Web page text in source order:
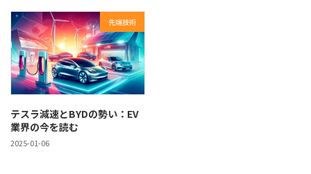
先端技術
テスラ減速とBYDの勢い：EV
業界の今を読む
2025-01-06